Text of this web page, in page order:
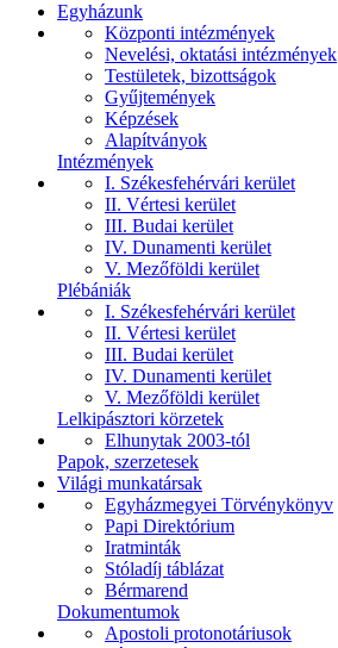
Egyházunk
Központi intézmények
Nevelési, oktatási intézmények
Testületek, bizottságok
Gyűjtemények
Képzések
Alapítványok
Intézmények
I. Székesfehérvári kerület
II. Vértesi kerület
III. Budai kerület
IV. Dunamenti kerület
V. Mezőföldi kerület
Plébániák
I. Székesfehérvári kerület
II. Vértesi kerület
III. Budai kerület
IV. Dunamenti kerület
V. Mezőföldi kerület
Lelkipásztori körzetek
Elhunytak 2003-tól
Papok, szerzetesek
Világi munkatársak
Egyházmegyei Törvénykönyv
Papi Direktórium
Iratminták
Stóladíj táblázat
Bérmarend
Dokumentumok
Apostoli protonotáriusok